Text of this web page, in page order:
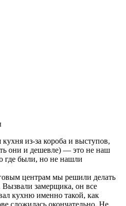
из-за короба и выступов,
они и дешевле) — это не наш
где были, но не нашли
центрам мы решили делать
замерщика, он все
кухню именно такой, как
сложилась окончательно. Не